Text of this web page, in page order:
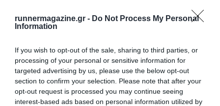
runnermagazine.gr - Do Not Process My Personal
Information
If you wish to opt-out of the sale, sharing to third parties, or
processing of your personal or sensitive information for
targeted advertising by us, please use the below opt-out
section to confirm your selection. Please note that after your
opt-out request is processed you may continue seeing
interest-based ads based on personal information utilized by